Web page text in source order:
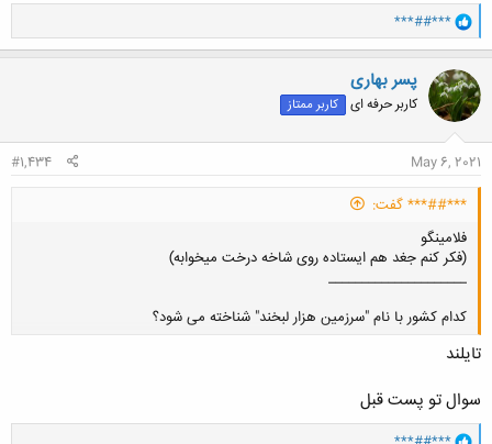
و
ا
ک
ن
ش
ه
ا
***##***
پسر بهاری
کاربر حرفه ای کاربر ممتاز
May 6, 2021
#1,434
***##*** گفت:
فلامینگو
(فکر کنم جغد هم ایستاده روی شاخه درخت میخوابه)
_____________________
کدام کشور با نام "سرزمین هزار لبخند" شناخته می شود؟
تایلند
سوال تو پست قبل
و